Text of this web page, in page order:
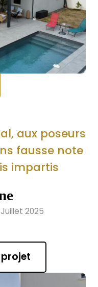
aux poseurs
fausse note
impartis
2025